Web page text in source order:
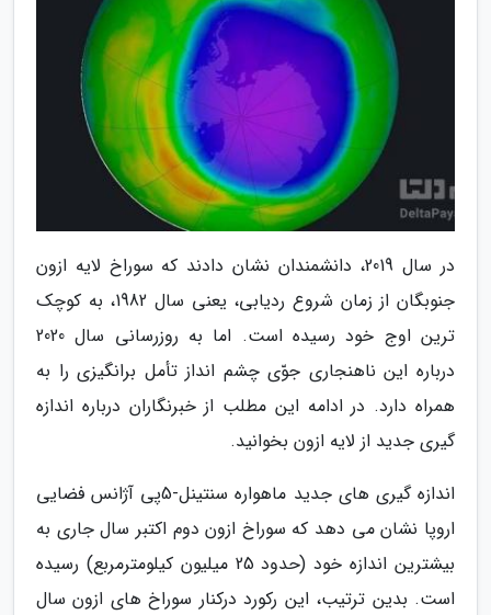
در سال 2019، دانشمندان نشان دادند که سوراخ لایه ازون
جنوبگان از زمان شروع ردیابی، یعنی سال 1982، به کوچک
ترین اوج خود رسیده است. اما به روزرسانی سال 2020
درباره این ناهنجاری جوّی چشم انداز تأمل برانگیزی را به
همراه دارد. در ادامه این مطلب از خبرنگاران درباره اندازه
گیری جدید از لایه ازون بخوانید.
اندازه گیری های جدید ماهواره سنتینل-5پی آژانس فضایی
اروپا نشان می دهد که سوراخ ازون دوم اکتبر سال جاری به
بیشترین اندازه خود (حدود 25 میلیون کیلومترمربع) رسیده
است. بدین ترتیب، این رکورد درکنار سوراخ های ازون سال